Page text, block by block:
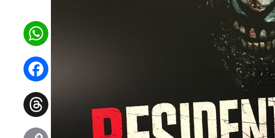
WhatsApp
Facebook
Threads